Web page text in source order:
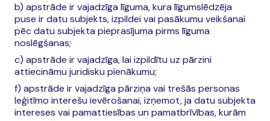
b) apstrāde ir vajadzīga līguma, kura līgumslēdzēja
puse ir datu subjekts, izpildei vai pasākumu veikšanai
pēc datu subjekta pieprasījuma pirms līguma
noslēgšanas;
c) apstrāde ir vajadzīga, lai izpildītu uz pārzini
attiecināmu juridisku pienākumu;
f) apstrāde ir vajadzīga pārziņa vai trešās personas
leģitīmo interešu ievērošanai, izņemot, ja datu subjekta
intereses vai pamattiesības un pamatbrīvības, kurām